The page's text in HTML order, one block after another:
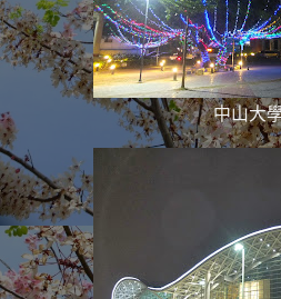
中山大